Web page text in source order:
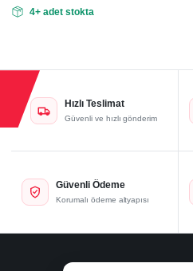
fiyat:
andaki
4+ adet stokta
Hızlı Teslimat
Güvenli ve hızlı gönderim
Güvenli Ödeme
Korumalı ödeme altyapısı